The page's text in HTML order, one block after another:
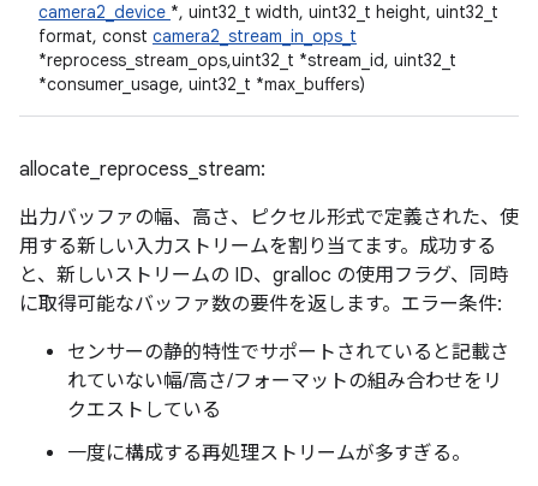
camera2_device *, uint32_t width, uint32_t height, uint32_t
format, const camera2_stream_in_ops_t
*reprocess_stream_ops,uint32_t *stream_id, uint32_t
*consumer_usage, uint32_t *max_buffers)
allocate_reprocess_stream:
出力バッファの幅、高さ、ピクセル形式で定義された、使
用する新しい入力ストリームを割り当てます。成功する
と、新しいストリームの ID、gralloc の使用フラグ、同時
に取得可能なバッファ数の要件を返します。エラー条件:
センサーの静的特性でサポートされていると記載さ
れていない幅/高さ/フォーマットの組み合わせをリ
クエストしている
一度に構成する再処理ストリームが多すぎる。